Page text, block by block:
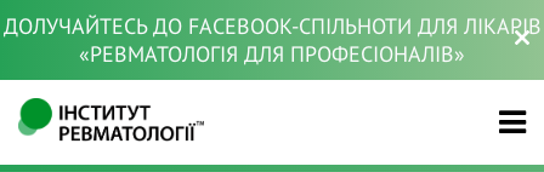
ДОЛУЧАЙТЕСЬ ДО FACEBOOK-СПІЛЬНОТИ ДЛЯ ЛІКАРІВ
«РЕВМАТОЛОГІЯ ДЛЯ ПРОФЕСІОНАЛІВ»